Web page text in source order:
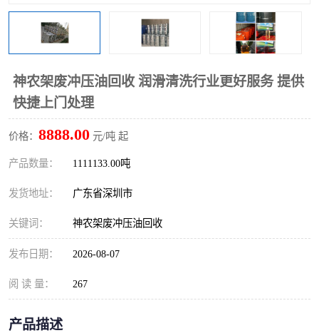
神农架废冲压油回收 润滑清洗行业更好服务 提供
快捷上门处理
价格： 8888.00 元/吨 起
产品数量： 1111133.00吨
发货地址： 广东省深圳市
关键词： 神农架废冲压油回收
发布日期： 2026-08-07
阅 读 量： 267
产品描述